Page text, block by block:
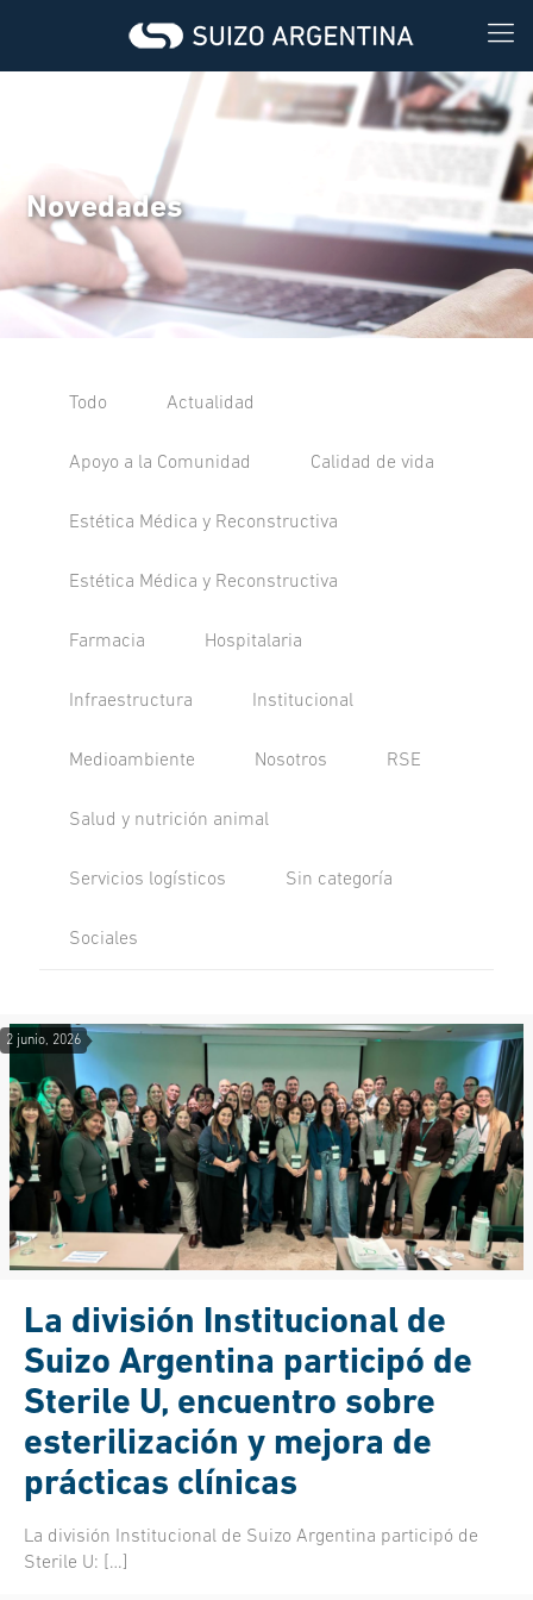
Novedades
Todo Actualidad
Apoyo a la Comunidad Calidad de vida
Estética Médica y Reconstructiva
Estética Médica y Reconstructiva
Farmacia Hospitalaria
Infraestructura Institucional
Medioambiente Nosotros RSE
Salud y nutrición animal
Servicios logísticos Sin categoría
Sociales
2 junio, 2026
La división Institucional de
Suizo Argentina participó de
Sterile U, encuentro sobre
esterilización y mejora de
prácticas clínicas
La división Institucional de Suizo Argentina participó de
Sterile U: […]